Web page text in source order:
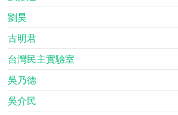
劉昊
古明君
台灣民主實驗室
吳乃德
吳介民